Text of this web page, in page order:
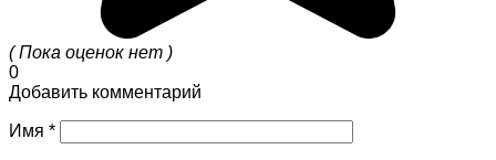
( Пока оценок нет )
0
Добавить комментарий
Имя *